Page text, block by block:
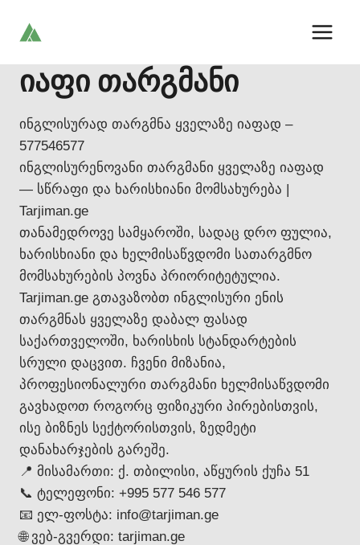
იაფი თარგმანი
ინგლისურად თარგმნა ყველაზე იაფად –
577546577
ინგლისურენოვანი თარგმანი ყველაზე იაფად
— სწრაფი და ხარისხიანი მომსახურება |
Tarjiman.ge
თანამედროვე სამყაროში, სადაც დრო ფულია,
ხარისხიანი და ხელმისაწვდომი სათარგმნო
მომსახურების პოვნა პრიორიტეტულია.
Tarjiman.ge გთავაზობთ ინგლისური ენის
თარგმნას ყველაზე დაბალ ფასად
საქართველოში, ხარისხის სტანდარტების
სრული დაცვით. ჩვენი მიზანია,
პროფესიონალური თარგმანი ხელმისაწვდომი
გავხადოთ როგორც ფიზიკური პირებისთვის,
ისე ბიზნეს სექტორისთვის, ზედმეტი
დანახარჯების გარეშე.
📍 მისამართი: ქ. თბილისი, აწყურის ქუჩა 51
📞 ტელეფონი: +995 577 546 577
📧 ელ-ფოსტა: info@tarjiman.ge
🌐 ვებ-გვერდი: tarjiman.ge